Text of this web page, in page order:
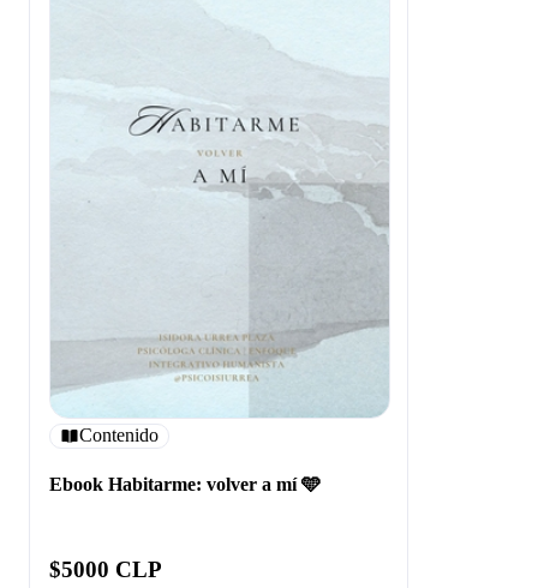
Contenido
Ebook Habitarme: volver a mí 🩵
$5000 CLP